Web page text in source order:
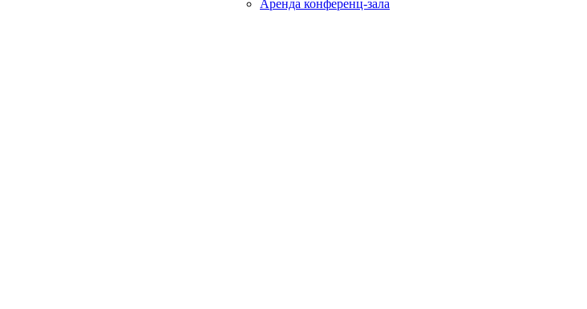
Аренда конференц-зала